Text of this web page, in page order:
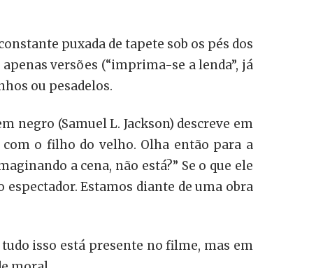
puxada de tapete sob os pés dos
versões (“imprima-se a lenda”, já
ou pesadelos.
negro (Samuel L. Jackson) descreve em
o filho do velho. Olha então para a
a cena, não está?” Se o que ele
Estamos diante de uma obra
isso está presente no filme, mas em